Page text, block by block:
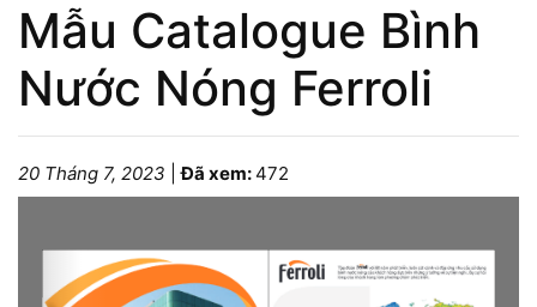
Mẫu Catalogue Bình
Nước Nóng Ferroli
20 Tháng 7, 2023 |Đã xem:472